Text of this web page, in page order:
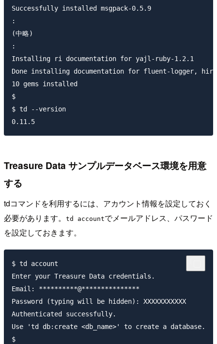
Successfully installed msgpack-0.5.9
:
(中略)
:
Installing ri documentation for yajl-ruby-1.2.1
Done installing documentation for fluent-logger,
10 gems installed
$
$ td --version
Treasure Data サンプルデータベース環境を用意
する
tdコマンドを利用するには、アカウント情報を設定しておく
必要があります。
td accountでメールアドレス、パスワード
を設定しておきます。
$ td account
Enter your Treasure Data credentials.
Email: **********@***************
Password (typing will be hidden): XXXXXXXXXXX
Authenticated successfully.
Use 'td db:create <db_name>' to create a database.